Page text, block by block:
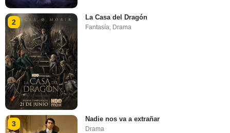
2
La Casa del Dragón
Fantasía Drama
3
Nadie nos va a extrañar
Drama